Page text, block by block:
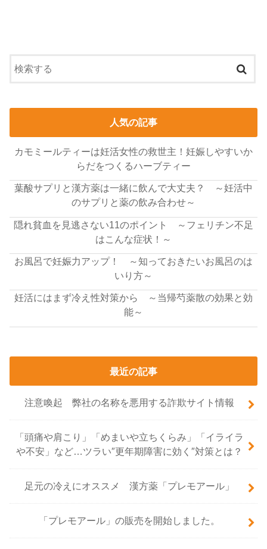
人気の記事
カモミールティーは妊活女性の救世主！妊娠しやすいか
らだをつくるハーブティー
葉酸サプリと漢方薬は一緒に飲んで大丈夫？ ～妊活中
のサプリと薬の飲み合わせ～
隠れ貧血を見逃さない11のポイント ～フェリチン不足
はこんな症状！～
お風呂で妊娠力アップ！ ～知っておきたいお風呂のは
いり方～
妊活にはまず冷え性対策から ～当帰芍薬散の効果と効
能～
最近の記事
注意喚起 弊社の名称を悪用する詐欺サイト情報
「頭痛や肩こり」「めまいや立ちくらみ」「イライラ
や不安」など…ツラい″更年期障害に効く″対策とは？
足元の冷えにオススメ 漢方薬「プレモアール」
「プレモアール」の販売を開始しました。